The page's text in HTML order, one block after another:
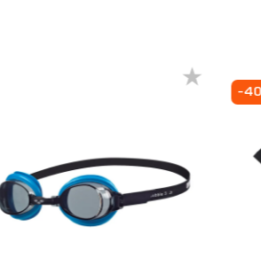
Товар
Шорти
Виберіть
-